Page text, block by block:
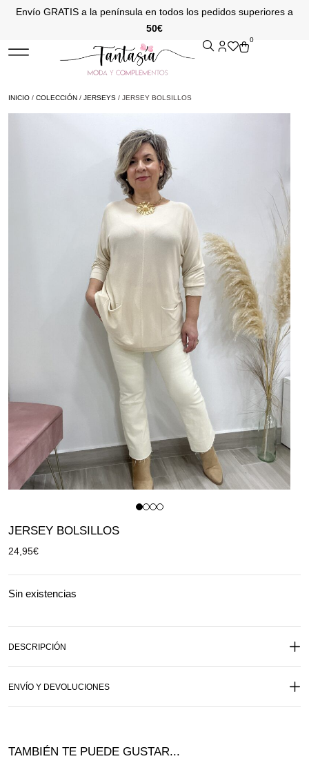
Envío GRATIS a la península en todos los pedidos superiores a
50€
0
INICIO / COLECCIÓN / JERSEYS / JERSEY BOLSILLOS
JERSEY BOLSILLOS
24,95€
Sin existencias
DESCRIPCIÓN
ENVÍO Y DEVOLUCIONES
TAMBIÉN TE PUEDE GUSTAR...